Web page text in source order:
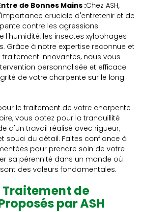
de Bonnes Mains :Chez ASH,
cruciale d'entretenir et de
contre les agressions
l'humidité, les insectes xylophages
Grâce à notre expertise reconnue et
innovantes, nous vous
personnalisée et efficace
de votre charpente sur le long
le traitement de votre charpente
vous optez pour la tranquillité
d'un travail réalisé avec rigueur,
souci du détail. Faites confiance à
pour prendre soin de votre
sa pérennité dans un monde où
des valeurs fondamentales.
Traitement de
par ASH